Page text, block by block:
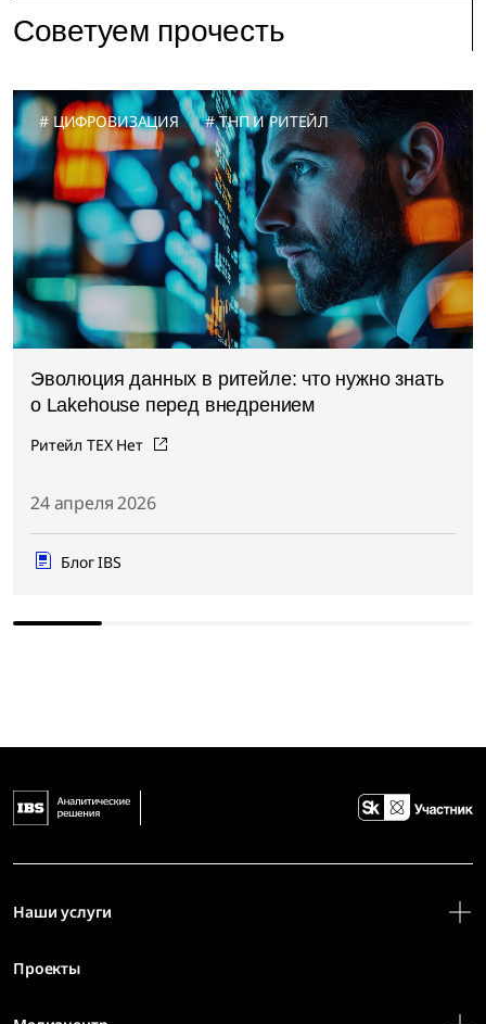
Советуем прочесть
ЦИФРОВИЗАЦИЯ ТНП И РИТЕЙЛ
Эволюция данных в ритейле: что нужно знать
о Lakehouse перед внедрением
Ритейл ТЕХ Нет
24 апреля 2026
Блог IBS
Наши услуги
Проекты